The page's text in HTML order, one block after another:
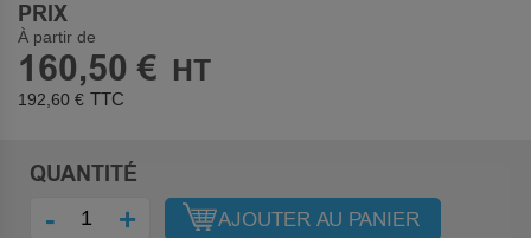
PRIX
À partir de
160,50 €
192,60 €
QUANTITÉ
- + AJOUTER AU PANIER